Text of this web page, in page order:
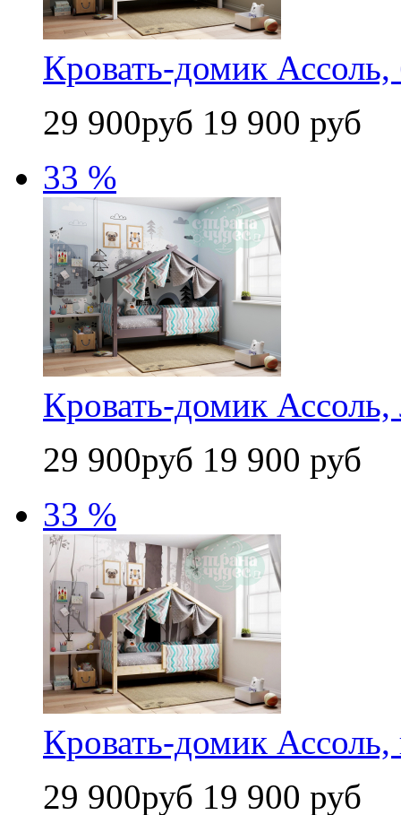
Кровать-домик Ассоль,
29 900руб 19 900 руб
33 %
Кровать-домик Ассоль,
29 900руб 19 900 руб
33 %
Кровать-домик Ассоль,
29 900руб 19 900 руб